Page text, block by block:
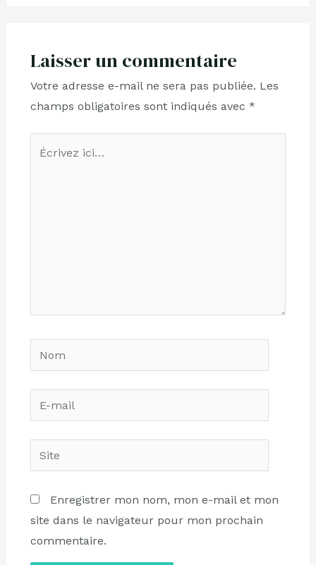
Laisser un commentaire
Votre adresse e-mail ne sera pas publiée. Les
champs obligatoires sont indiqués avec *
Nom
E-
mail
Site
Enregistrer mon nom, mon e-mail et mon
site dans le navigateur pour mon prochain
commentaire.